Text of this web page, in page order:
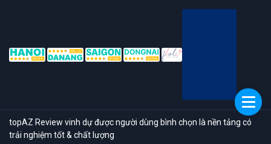
topAZ Review vinh dự được người dùng bình chọn là nền tảng có
trải nghiệm tốt & chất lượng